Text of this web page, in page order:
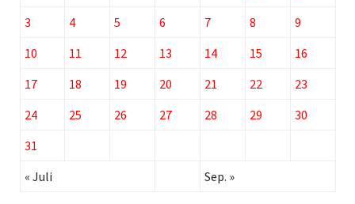
3
4 5 6 7 8
9
10
11 12 13 14 15
16
17
18 19 20 21 22
23
24
25 26 27 28 29
30
31
« Juli
Sep. »